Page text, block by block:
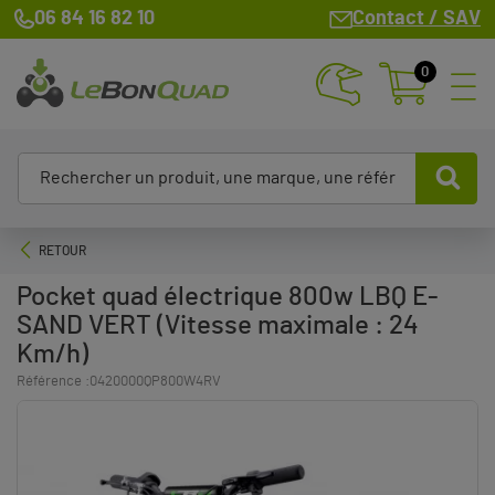
06 84 16 82 10 Contact / SAV
0
RETOUR
Pocket quad électrique 800w LBQ E-
SAND VERT (Vitesse maximale : 24
Km/h)
Référence :0420000QP800W4RV